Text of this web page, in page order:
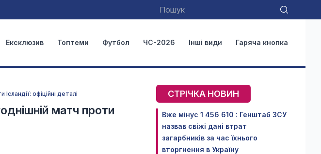
Ексклюзив Топтеми Футбол ЧС-2026 Інші види Гаряча кнопка
офіційні деталі
матч проти
СТРІЧКА НОВИН
Вже мінус 1 456 610 : Генштаб ЗСУ
назвав свіжі дані втрат
загарбників за час їхнього
вторгнення в Україну